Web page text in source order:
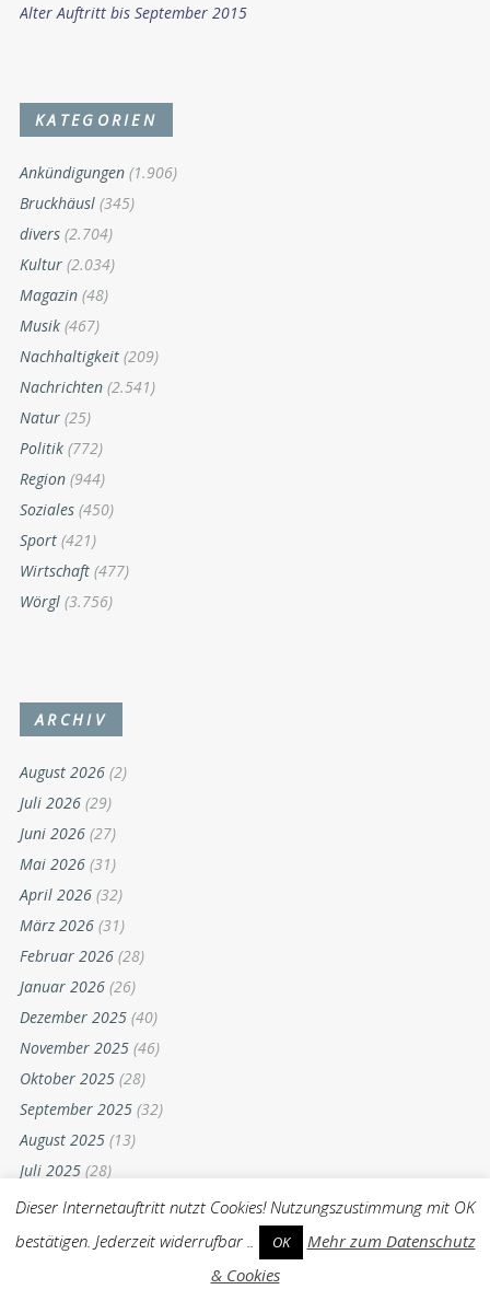
Alter Auftritt bis September 2015
KATEGORIEN
Ankündigungen (1.906)
Bruckhäusl (345)
divers (2.704)
Kultur (2.034)
Magazin (48)
Musik (467)
Nachhaltigkeit (209)
Nachrichten (2.541)
Natur (25)
Politik (772)
Region (944)
Soziales (450)
Sport (421)
Wirtschaft (477)
Wörgl (3.756)
ARCHIV
August 2026 (2)
Juli 2026 (29)
Juni 2026 (27)
Mai 2026 (31)
April 2026 (32)
März 2026 (31)
Februar 2026 (28)
Januar 2026 (26)
Dezember 2025 (40)
November 2025 (46)
Oktober 2025 (28)
September 2025 (32)
August 2025 (13)
Juli 2025 (28)
Juni 2025(24)
Mai 2025
(23)
Dieser Internetauftritt nutzt Cookies! Nutzungszustimmung mit OK
bestätigen. Jederzeit widerrufbar ..
OK
Mehr zum Datenschutz
& Cookies